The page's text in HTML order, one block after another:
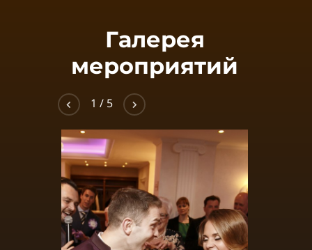
Галерея
мероприятий
2 / 5